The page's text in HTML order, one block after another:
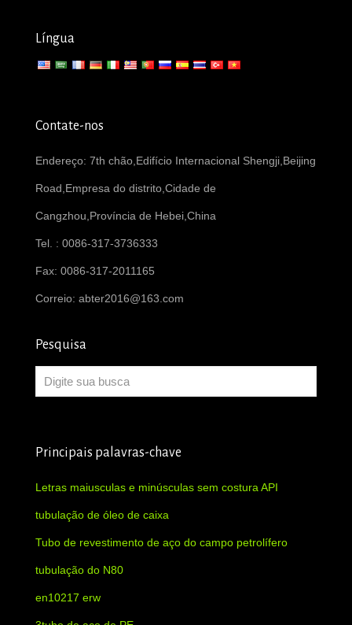
Língua
Contate-nos
Endereço: 7th chão,Edifício Internacional Shengji,Beijing
Road,Empresa do distrito,Cidade de
Cangzhou,Província de Hebei,China
Tel. : 0086-317-3736333
Fax: 0086-317-2011165
Correio: abter2016@163.com
Pesquisa
Principais palavras-chave
Letras maiusculas e minúsculas sem costura API
tubulação de óleo de caixa
Tubo de revestimento de aço do campo petrolífero
tubulação do N80
en10217 erw